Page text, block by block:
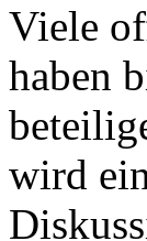
Viele
haben
wird